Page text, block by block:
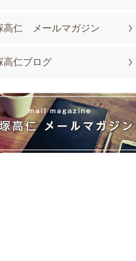
高仁 メールマガジン
高仁ブログ